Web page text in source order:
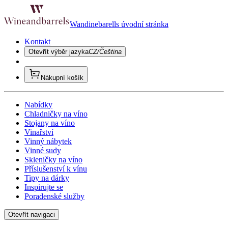
Wandinebarells úvodní stránka
Kontakt
Otevřít výběr jazykaCZ/Čeština
Nákupní košík
Nabídky
Chladničky na víno
Stojany na víno
Vinařství
Vinný nábytek
Vinné sudy
Skleničky na víno
Příslušenství k vínu
Tipy na dárky
Inspirujte se
Poradenské služby
Otevřít navigaci